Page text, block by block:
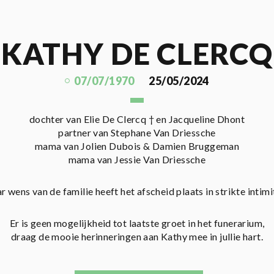
KATHY DE CLERCQ
07/07/1970 25/05/2024
dochter van Elie De Clercq † en Jacqueline Dhont
partner van Stephane Van Driessche
mama van Jolien Dubois & Damien Bruggeman
mama van Jessie Van Driessche
wens van de familie heeft het afscheid plaats in strikte
Er is geen mogelijkheid tot laatste groet in het funerarium,
draag de mooie herinneringen aan Kathy mee in jullie hart.